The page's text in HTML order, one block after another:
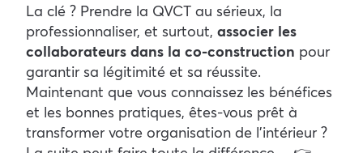
La clé ? Prendre la QVCT au sérieux, la
professionnaliser, et surtout, associer les
collaborateurs dans la co-construction pour
garantir sa légitimité et sa réussite.
Maintenant que vous connaissez les bénéfices
et les bonnes pratiques, êtes-vous prêt à
transformer votre organisation de l’intérieur ?